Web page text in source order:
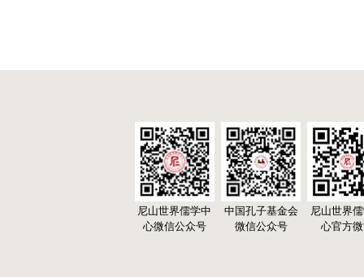
尼山世界儒学中
心微信公众号
中国孔子基金会
微信公众号
尼山世界
心官方